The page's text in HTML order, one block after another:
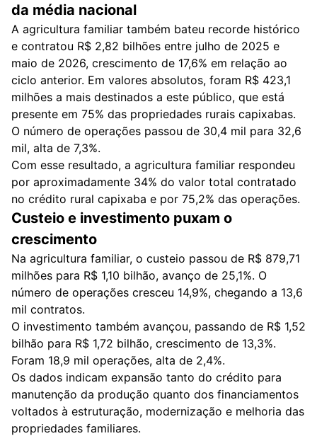
da média nacional
A agricultura familiar também bateu recorde histórico
e contratou R$ 2,82 bilhões entre julho de 2025 e
maio de 2026, crescimento de 17,6% em relação ao
ciclo anterior. Em valores absolutos, foram R$ 423,1
milhões a mais destinados a este público, que está
presente em 75% das propriedades rurais capixabas.
O número de operações passou de 30,4 mil para 32,6
mil, alta de 7,3%.
Com esse resultado, a agricultura familiar respondeu
por aproximadamente 34% do valor total contratado
no crédito rural capixaba e por 75,2% das operações.
Custeio e investimento puxam o
crescimento
Na agricultura familiar, o custeio passou de R$ 879,71
milhões para R$ 1,10 bilhão, avanço de 25,1%. O
número de operações cresceu 14,9%, chegando a 13,6
mil contratos.
O investimento também avançou, passando de R$ 1,52
bilhão para R$ 1,72 bilhão, crescimento de 13,3%.
Foram 18,9 mil operações, alta de 2,4%.
Os dados indicam expansão tanto do crédito para
manutenção da produção quanto dos financiamentos
voltados à estruturação, modernização e melhoria das
propriedades familiares.